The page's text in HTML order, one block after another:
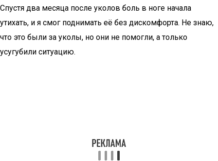
Спустя два месяца после уколов боль в ноге начала
утихать, и я смог поднимать её без дискомфорта. Не знаю,
что это были за уколы, но они не помогли, а только
усугубили ситуацию.